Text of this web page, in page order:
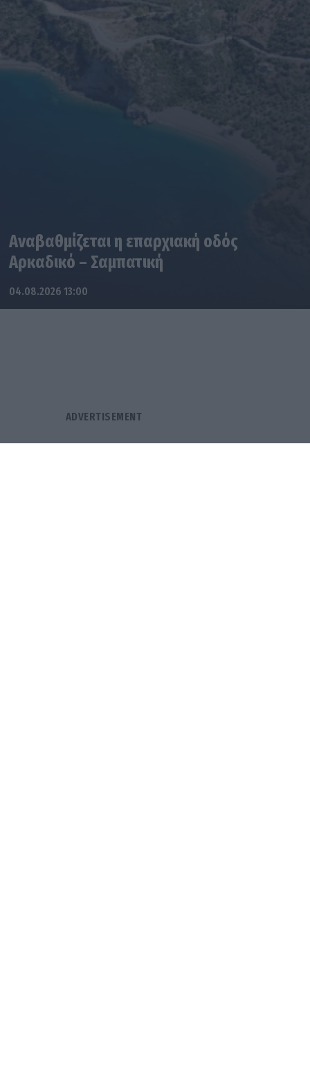
Αναβαθμίζεται η επαρχιακή οδός
Αρκαδικό – Σαμπατική
04.08.2026 13:00